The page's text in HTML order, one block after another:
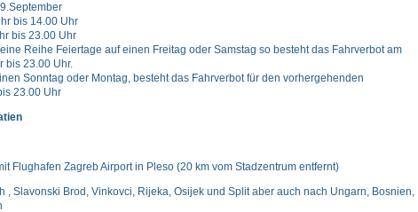
bis 14.00 Uhr
bis 23.00 Uhr
Reihe Feiertage auf einen Freitag oder Samstag so besteht das Fahrverbot am
bis 23.00 Uhr.
Sonntag oder Montag, besteht das Fahrverbot für den vorhergehenden
23.00 Uhr
Flughafen Zagreb Airport in Pleso (20 km vom Stadzentrum entfernt)
, Slavonski Brod, Vinkovci, Rijeka, Osijek und Split aber auch nach Ungarn, Bosnien,